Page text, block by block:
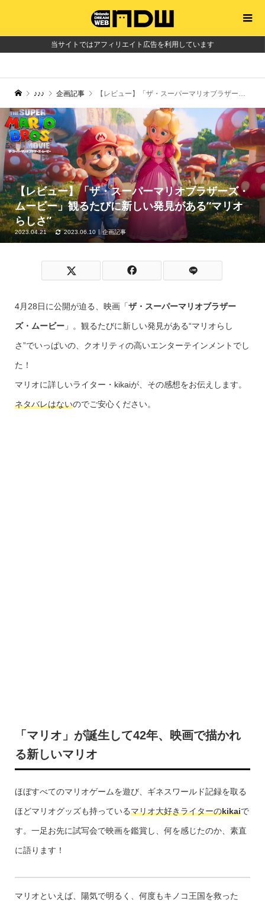
当サイトではアフィリエイト広告を利用しています
♪♪♪ 企画記事 【レビュー】「ザ・スーパーマリオブラザーズ・ムービー」観るたびに新しい発見がある“マリオらしさ”
【レビュー】「ザ・スーパーマリオブラザーズ・
ムービー」観るたびに新しい発見がある“マリオ
らしさ”
2023.04.21 2023.06.10 企画記事
4月28日に公開が迫る、映画「ザ・スーパーマリオブラザー
ズ・ムービー」。観るたびに新しい発見がある“マリオらし
さ”でいっぱいの、クオリティの高いエンターテインメントでし
た！
マリオに詳しいライター・kikaiが、その感想をお伝えします。
ネタバレはないのでご安心ください。
「マリオ」が誕生して42年、映画で描かれ
る新しいマリオ
ほぼすべてのマリオゲームを遊び、ギネスワールド記録を取る
ほどマリオグッズも持っているマリオ大好きライターのkikaiで
す。一足お先に試写会で映画を鑑賞し、何を感じたのか、素直
に語ります！
マリオといえば、陽気で明るく、何度もキノコ王国を救った